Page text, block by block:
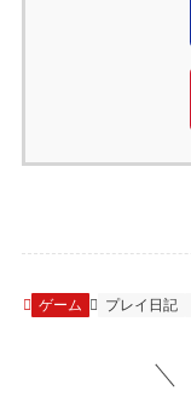
ゲーム プレイ日記